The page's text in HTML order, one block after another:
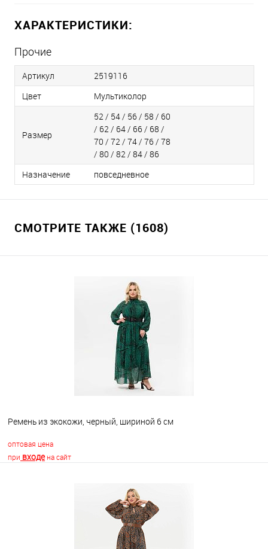
ХАРАКТЕРИСТИКИ:
Прочие
Артикул
2519116
Цвет
Мультиколор
Размер
52 / 54 / 56 / 58 / 60
/ 62 / 64 / 66 / 68 /
70 / 72 / 74 / 76 / 78
/ 80 / 82 / 84 / 86
Назначение
повседневное
СМОТРИТЕ ТАКЖЕ (1608)
Ремень из экокожи, черный, шириной 6 см
оптовая цена
при входена сайт
В корзину